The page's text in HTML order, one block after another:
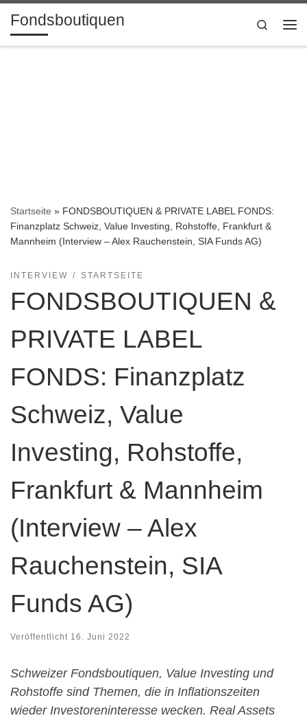
Zum Inhalt springen
Fondsboutiquen
Search
Startseite » FONDSBOUTIQUEN & PRIVATE LABEL FONDS:
Finanzplatz Schweiz, Value Investing, Rohstoffe, Frankfurt &
Mannheim (Interview – Alex Rauchenstein, SIA Funds AG)
INTERVIEW STARTSEITE
FONDSBOUTIQUEN &
PRIVATE LABEL
FONDS: Finanzplatz
Schweiz, Value
Investing, Rohstoffe,
Frankfurt & Mannheim
(Interview – Alex
Rauchenstein, SIA
Funds AG)
Veröffentlicht 16. Juni 2022
Schweizer Fondsboutiquen, Value Investing und
Rohstoffe sind Themen, die in Inflationszeiten
wieder Investoreninteresse wecken. Real Assets